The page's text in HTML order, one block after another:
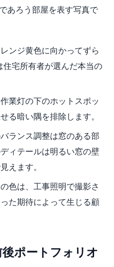
あろう部屋を表す写真で
ンジ黄色に向かってずら
宅所有者が選んだ本当の
業灯の下のホットスポッ
る暗い隅を排除します。
ランス調整は窓のある部
ィテールは明るい窓の壁
えます。
色は、工事照明で撮影さ
た期待によって生じる顧
ポートフォリオ